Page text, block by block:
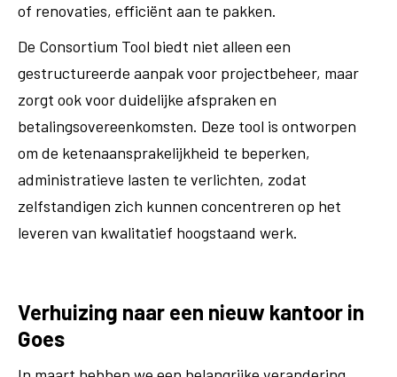
of renovaties, efficiënt aan te pakken.
De Consortium Tool biedt niet alleen een
gestructureerde aanpak voor projectbeheer, maar
zorgt ook voor duidelijke afspraken en
betalingsovereenkomsten. Deze tool is ontworpen
om de ketenaansprakelijkheid te beperken,
administratieve lasten te verlichten, zodat
zelfstandigen zich kunnen concentreren op het
leveren van kwalitatief hoogstaand werk.
Verhuizing naar een nieuw kantoor in
Goes